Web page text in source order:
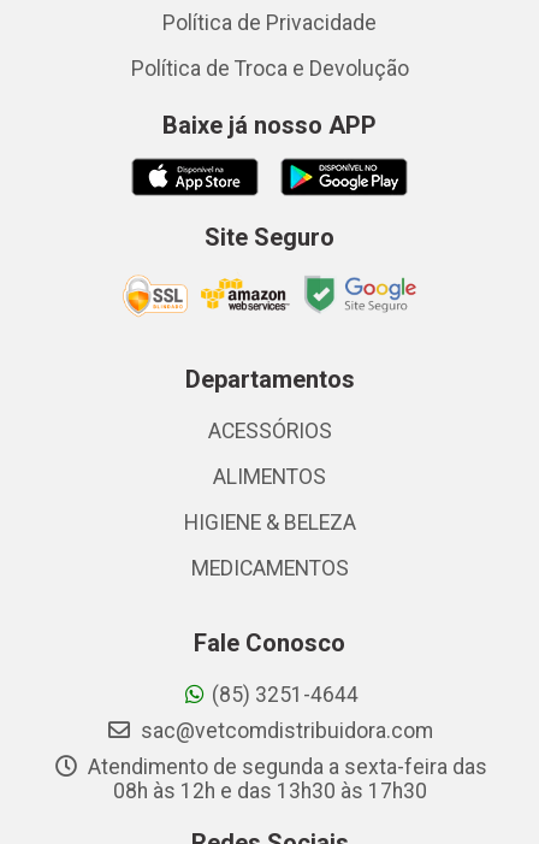
Política de Privacidade
Política de Troca e Devolução
Baixe já nosso APP
Site Seguro
Departamentos
ACESSÓRIOS
ALIMENTOS
HIGIENE & BELEZA
MEDICAMENTOS
Fale Conosco
(85) 3251-4644
sac@vetcomdistribuidora.com
Atendimento de segunda a sexta-feira das
08h às 12h e das 13h30 às 17h30